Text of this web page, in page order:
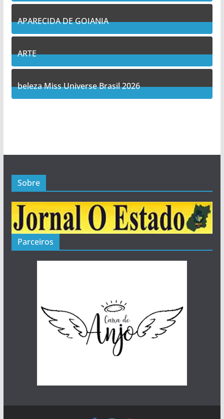
11Posts
APARECIDA DE GOIANIA
14Posts
ARTE
5Posts
beleza Miss Universe Brasil 2026
Sobre
Parceiros